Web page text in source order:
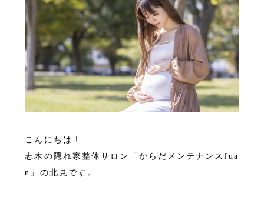
こんにちは！
志木の隠れ家整体サロン「からだメンテナンスfua
n」の北見です。